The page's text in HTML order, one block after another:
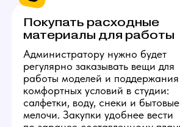
Совершеннолетие
Поскольку это работа в сфере развлечений
для взрослых, основное условие у вакансии
администратора вебкам в Калининграде —
возраст от 18 лет. При оформлении
мы запросим документ, удостоверяющий
личность. Рассматриваем как девушек, так
и мужчин — пол не важен.